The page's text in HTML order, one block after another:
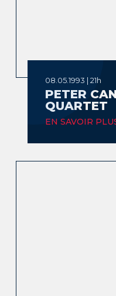
08.05.1993 | 21h
PETER
QUARTET
EN SAVOIR